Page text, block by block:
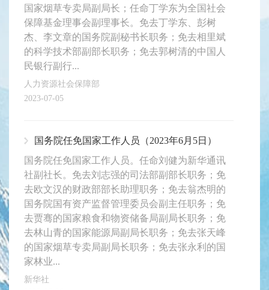
国家烟草专卖局副局长；任命丁学东为全国社会
保障基金理事会副理事长。免去丁学东、彭树
杰、李文章的国务院副秘书长职务；免去相里斌
的科学技术部副部长职务；免去郭树清的中国人
民银行副行...
人力资源社会保障部
2023-07-05
国务院任免国家工作人员（2023年6月5日）
国务院任免国家工作人员。任命刘健为新华通讯
社副社长。免去刘志强的司法部副部长职务；免
去欧文汉的财政部部长助理职务；免去翁杰明的
国务院国有资产监督管理委员会副主任职务；免
去贾骞的国家粮食和物资储备局副局长职务；免
去林山青的国家能源局副局长职务；免去张天峰
的国家烟草专卖局副局长职务；免去张永利的国
家林业...
​新华社